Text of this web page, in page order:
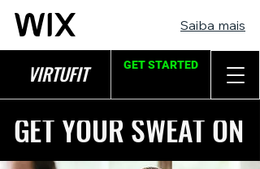
Saiba mais